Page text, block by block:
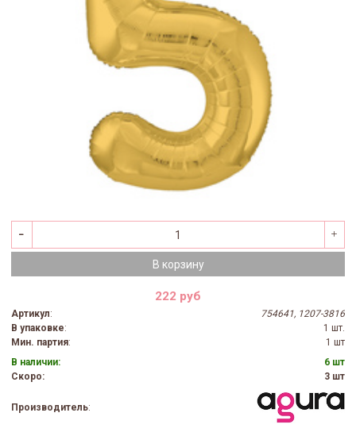
В корзину
222 руб
Артикул:
754641, 1207-3816
В упаковке:
1 шт.
Мин. партия:
1 шт
В наличии:
6 шт
Скоро:
3 шт
Производитель: